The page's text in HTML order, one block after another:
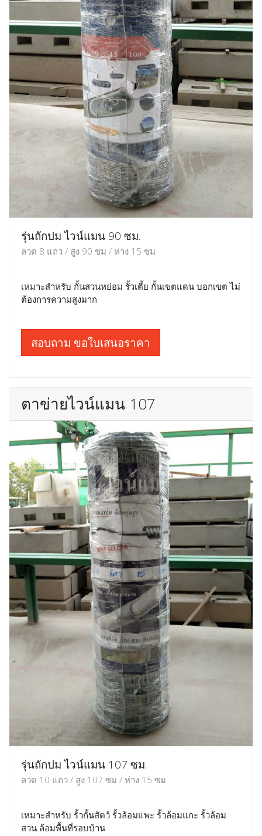
รุ่นถักปม ไวน์แมน 90 ซม.
ลวด 8 แถว / สูง 90 ซม / ห่าง 15 ซม
เหมาะสำหรับ กั้นสวนหย่อม รั้วเตี้ย กั้นเขตแดน บอกเขต ไม่
ต้องการความสูงมาก
สอบถาม ขอใบเสนอราคา
ตาข่ายไวน์แมน 107
รุ่นถักปม ไวน์แมน 107 ซม.
ลวด 10 แถว / สูง 107 ซม / ห่าง 15 ซม
เหมาะสำหรับ รั้วกั้นสัตว์ รั้วล้อมแพะ รั้วล้อมแกะ รั้วล้อม
สวน ล้อมพื้นที่รอบบ้าน